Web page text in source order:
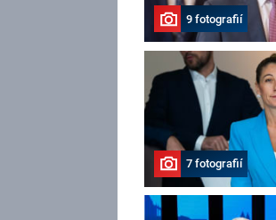
9 fotografií
7 fotografií